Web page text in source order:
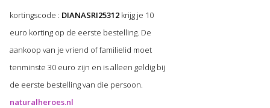
kortingscode : DIANASRI25312 krijg je 10
euro korting op de eerste bestelling. De
aankoop van je vriend of familielid moet
tenminste 30 euro zijn en is alleen geldig bij
de eerste bestelling van die persoon.
naturalheroes.nl